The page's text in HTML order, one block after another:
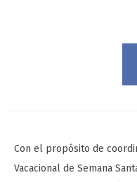
Con el propósito de
Vacacional de Semana